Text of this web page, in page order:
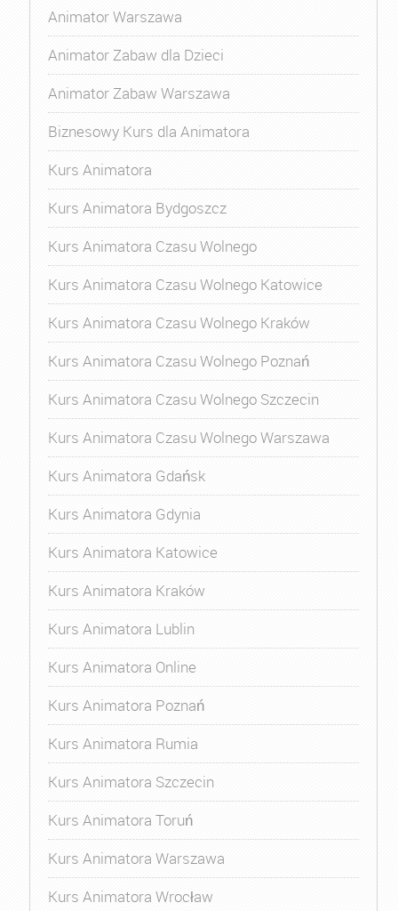
Animator Warszawa
Animator Zabaw dla Dzieci
Animator Zabaw Warszawa
Biznesowy Kurs dla Animatora
Kurs Animatora
Kurs Animatora Bydgoszcz
Kurs Animatora Czasu Wolnego
Kurs Animatora Czasu Wolnego Katowice
Kurs Animatora Czasu Wolnego Kraków
Kurs Animatora Czasu Wolnego Poznań
Kurs Animatora Czasu Wolnego Szczecin
Kurs Animatora Czasu Wolnego Warszawa
Kurs Animatora Gdańsk
Kurs Animatora Gdynia
Kurs Animatora Katowice
Kurs Animatora Kraków
Kurs Animatora Lublin
Kurs Animatora Online
Kurs Animatora Poznań
Kurs Animatora Rumia
Kurs Animatora Szczecin
Kurs Animatora Toruń
Kurs Animatora Warszawa
Kurs Animatora Wrocław